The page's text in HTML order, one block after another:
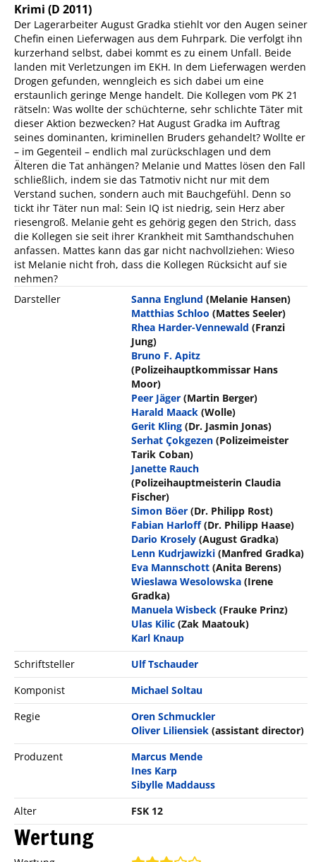
Krimi (D 2011)
Der Lagerarbeiter August Gradka stiehlt vor den Augen seiner
Chefin einen Lieferwagen aus dem Fuhrpark. Die verfolgt ihn
kurzerhand selbst, dabei kommt es zu einem Unfall. Beide
landen mit Verletzungen im EKH. In dem Lieferwagen werden
Drogen gefunden, wenngleich es sich dabei um eine
erstaunlich geringe Menge handelt. Die Kollegen vom PK 21
rätseln: Was wollte der schüchterne, sehr schlichte Täter mit
dieser Aktion bezwecken? Hat August Gradka im Auftrag
seines dominanten, kriminellen Bruders gehandelt? Wollte er
– im Gegenteil – endlich mal zurückschlagen und dem
Älteren die Tat anhängen? Melanie und Mattes lösen den Fall
schließlich, indem sie das Tatmotiv nicht nur mit dem
Verstand suchen, sondern auch mit Bauchgefühl. Denn so
tickt ihr Täter nun mal: Sein IQ ist niedrig, sein Herz aber
riesengroß. Melanie geht es gehörig gegen den Strich, dass
die Kollegen sie seit ihrer Krankheit mit Samthandschuhen
anfassen. Mattes kann das gar nicht nachvollziehen: Wieso
ist Melanie nicht froh, dass die Kollegen Rücksicht auf sie
nehmen?
Darsteller
Sanna Englund (Melanie Hansen)
Matthias Schloo (Mattes Seeler)
Rhea Harder-Vennewald (Franzi
Jung)
Bruno F. Apitz
(Polizeihauptkommissar Hans
Moor)
Peer Jäger (Martin Berger)
Harald Maack (Wolle)
Gerit Kling (Dr. Jasmin Jonas)
Serhat Çokgezen (Polizeimeister
Tarik Coban)
Janette Rauch
(Polizeihauptmeisterin Claudia
Fischer)
Simon Böer (Dr. Philipp Rost)
Fabian Harloff (Dr. Philipp Haase)
Dario Krosely (August Gradka)
Lenn Kudrjawizki (Manfred Gradka)
Eva Mannschott (Anita Berens)
Wieslawa Wesolowska (Irene
Gradka)
Manuela Wisbeck (Frauke Prinz)
Ulas Kilic (Zak Maatouk)
Karl Knaup
Schriftsteller
Ulf Tschauder
Komponist
Michael Soltau
Regie
Oren Schmuckler
Oliver Liliensiek (assistant director)
Produzent
Marcus Mende
Ines Karp
Sibylle Maddauss
Alter
FSK 12
Wertung